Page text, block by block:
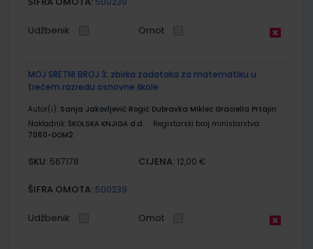
Udžbenik Omot
MOJ SRETNI BROJ 3; zbirka zadataka za matematiku u
trećem razredu osnovne škole
Autor(i): Sanja Jakovljević Rogić Dubravka Miklec Graciella Prtajin
Nakladnik: ŠKOLSKA KNJIGA d.d.
Registarski broj ministarstva:
7060-DOM2
SKU: 567178 CIJENA: 12,00 €
ŠIFRA OMOTA: 500239
Udžbenik Omot